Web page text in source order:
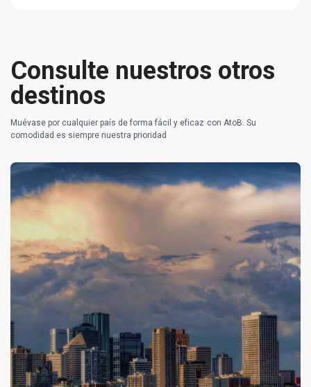
Consulte nuestros otros
destinos
Muévase por cualquier país de forma fácil y eficaz con AtoB. Su
comodidad es siempre nuestra prioridad